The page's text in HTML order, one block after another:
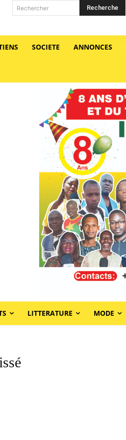
Rechercher Recherche
SOCIETE ANNONCES
LITTERATURE MODE